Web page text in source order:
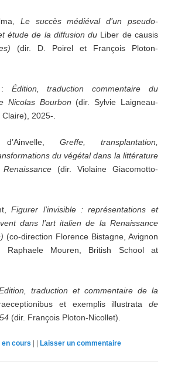
Le succès médiéval d’un pseudo-
étude de la diffusion du Liber de causis
(dir. D. Poirel et François Ploton-
: Édition, traduction commentaire du
Nicolas Bourbon (dir. Sylvie Laigneau-
2025-.
Greffe, transplantation,
du végétal dans la littérature
(dir. Violaine Giacomotto-
Figurer l’invisible : représentations et
dans l’art italien de la Renaissance
(co-direction Florence Bistagne, Avignon
Raphaele Mouren, British School at
traduction et commentaire de la
et exemplis illustrata de
(dir. François Ploton-Nicollet).
en cours | |Laisser un commentaire